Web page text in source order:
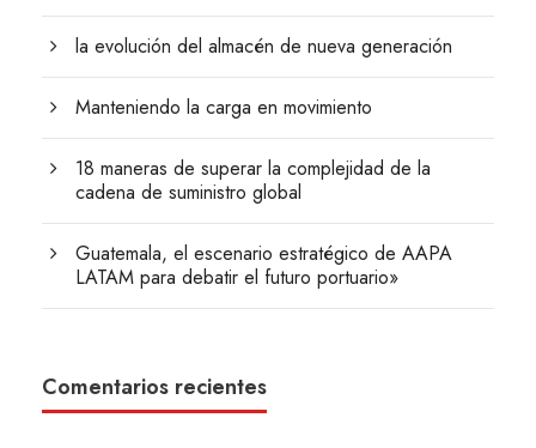
la evolución del almacén de nueva generación
Manteniendo la carga en movimiento
18 maneras de superar la complejidad de la
cadena de suministro global
Guatemala, el escenario estratégico de AAPA
LATAM para debatir el futuro portuario»
Comentarios recientes